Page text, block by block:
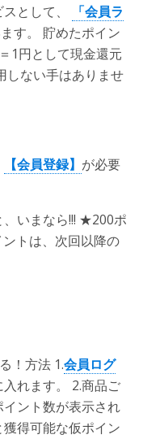
として、
「会員ラ
す。 貯めたポイン
1円として現金還元
しない手はありませ
【会員登録】 が必要
いまなら!!! ★200ポ
トは、次回以降の
！方法 1.会員ログ
れます。 2.商品ご
ント数が表示され
得可能な仮ポイン